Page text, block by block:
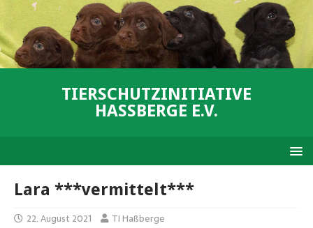
TIERSCHUTZINITIATIVE
HASSBERGE E.V.
Lara ***vermittelt***
22. August 2021 TI Haßberge